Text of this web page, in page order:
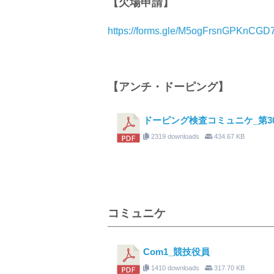
https://forms.gle/
【アンチ・ドーピング】
ドーピング検査コミュニケ_第
2319 downloads 434.67 KB
コミュニケ
Com1_競技役員
1410 downloads 317.70 KB